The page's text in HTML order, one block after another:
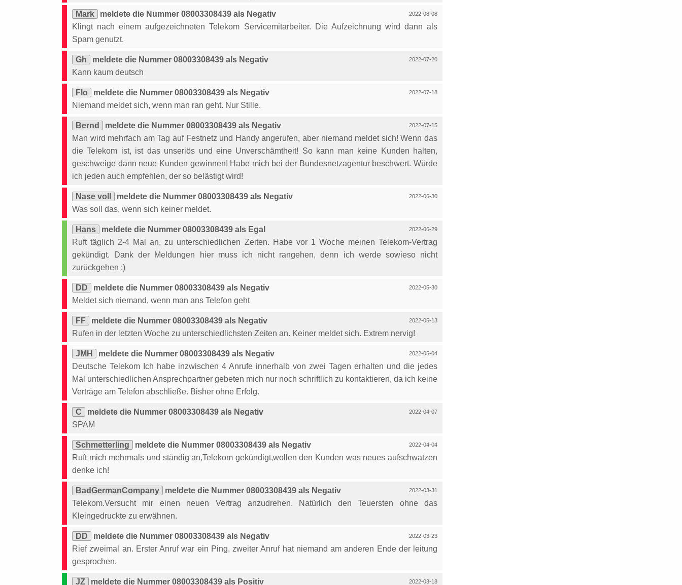
2022-08-08
Mark
meldete die Nummer 08003308439 als Negativ
Klingt nach einem aufgezeichneten Telekom Servicemitarbeiter. Die Aufzeichnung wird dann als
Spam genutzt.
2022-07-20
Gh
meldete die Nummer 08003308439 als Negativ
Kann kaum deutsch
2022-07-18
Flo
meldete die Nummer 08003308439 als Negativ
Niemand meldet sich, wenn man ran geht. Nur Stille.
2022-07-15
Bernd
meldete die Nummer 08003308439 als Negativ
Man wird mehrfach am Tag auf Festnetz und Handy angerufen, aber niemand meldet sich! Wenn das
die Telekom ist, ist das unseriös und eine Unverschämtheit! So kann man keine Kunden halten,
geschweige dann neue Kunden gewinnen! Habe mich bei der Bundesnetzagentur beschwert. Würde
ich jeden auch empfehlen, der so belästigt wird!
2022-06-30
Nase voll
meldete die Nummer 08003308439 als Negativ
Was soll das, wenn sich keiner meldet.
2022-06-29
Hans
meldete die Nummer 08003308439 als Egal
Ruft täglich 2-4 Mal an, zu unterschiedlichen Zeiten. Habe vor 1 Woche meinen Telekom-Vertrag
gekündigt. Dank der Meldungen hier muss ich nicht rangehen, denn ich werde sowieso nicht
zurückgehen ;)
2022-05-30
DD
meldete die Nummer 08003308439 als Negativ
Meldet sich niemand, wenn man ans Telefon geht
2022-05-13
FF
meldete die Nummer 08003308439 als Negativ
Rufen in der letzten Woche zu unterschiedlichsten Zeiten an. Keiner meldet sich. Extrem nervig!
2022-05-04
JMH
meldete die Nummer 08003308439 als Negativ
Deutsche Telekom Ich habe inzwischen 4 Anrufe innerhalb von zwei Tagen erhalten und die jedes
Mal unterschiedlichen Ansprechpartner gebeten mich nur noch schriftlich zu kontaktieren, da ich keine
Verträge am Telefon abschließe. Bisher ohne Erfolg.
2022-04-07
C
meldete die Nummer 08003308439 als Negativ
SPAM
2022-04-04
Schmetterling
meldete die Nummer 08003308439 als Negativ
Ruft mich mehrmals und ständig an,Telekom gekündigt,wollen den Kunden was neues aufschwatzen
denke ich!
2022-03-31
BadGermanCompany
meldete die Nummer 08003308439 als Negativ
Telekom.Versucht mir einen neuen Vertrag anzudrehen. Natürlich den Teuersten ohne das
Kleingedruckte zu erwähnen.
2022-03-23
DD
meldete die Nummer 08003308439 als Negativ
Rief zweimal an. Erster Anruf war ein Ping, zweiter Anruf hat niemand am anderen Ende der leitung
gesprochen.
2022-03-18
JZ meldete die Nummer 08003308439 als Positiv